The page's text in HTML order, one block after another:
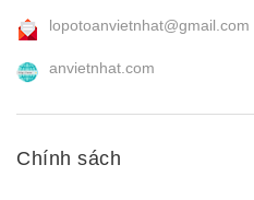
lopotoanvietnhat@gmail.com
anvietnhat.com
Chính sách